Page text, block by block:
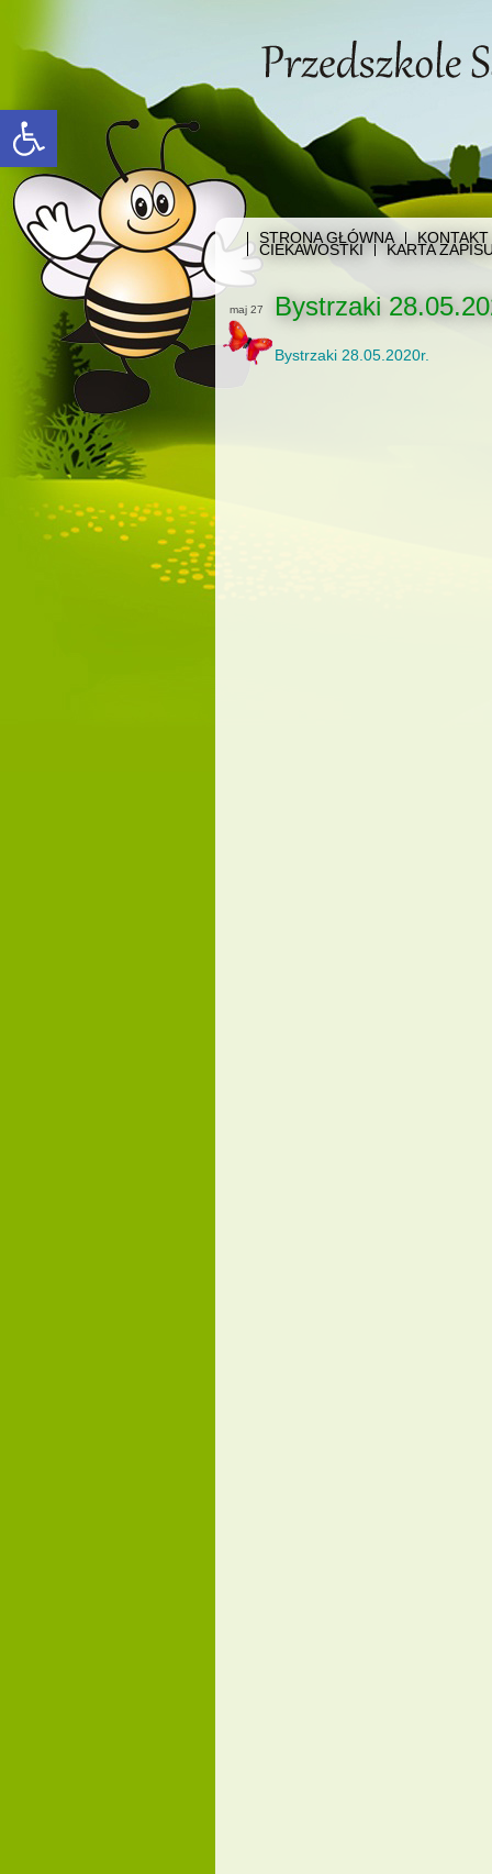
Open toolbar
STRONA GŁÓWNA
CIEKAWOSTKI KARTA
maj 27 Bystrzaki
Bystrzaki 28.05.2020r.